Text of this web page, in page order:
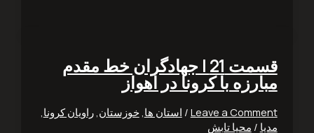
قسمت 21 | جهادگران خط مقدم
با کرونا در اهواز
Leave a
/استان ها, خوزستان,راویان کرونا,
محیا تابش